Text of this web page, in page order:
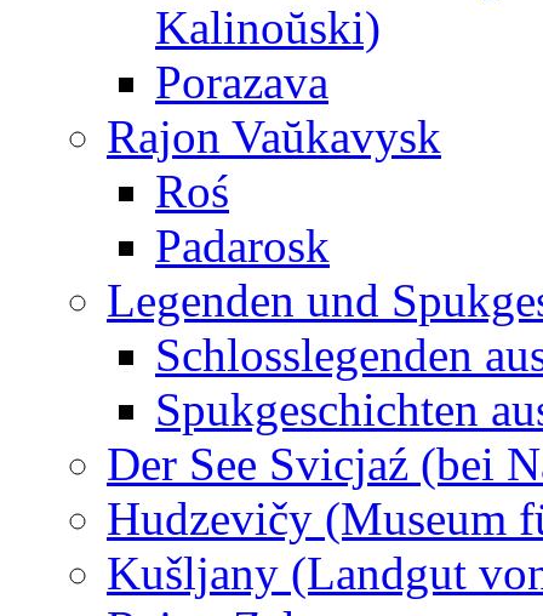
Kalinoŭski)
Porazava
Rajon Vaŭkavysk
Roś
Padarosk
Legenden und
Schlosslegenden
Spukgeschichten
Der See Svicjaź (bei
Hudzevičy (Museum
Kušljany (Landgut